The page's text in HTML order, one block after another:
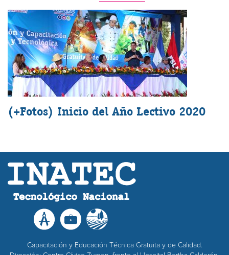
(+Fotos) Inicio del Año Lectivo 2020
Capacitación y Educación Técnica Gratuita y de Calidad.